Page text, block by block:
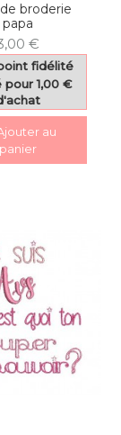
broderie
papa
€
fidélité
pour 1,00 €
au
panier